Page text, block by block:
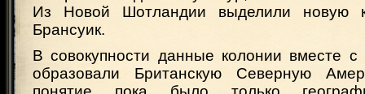
Из Новой Шотландии выделили
Брансуик.
В совокупности данные колонии вместе
образовали Британскую Северную